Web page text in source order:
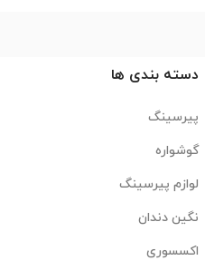
دسته بندی ها
پیرسینگ
گوشواره
لوازم پیرسینگ
نگین دندان
اکسسوری